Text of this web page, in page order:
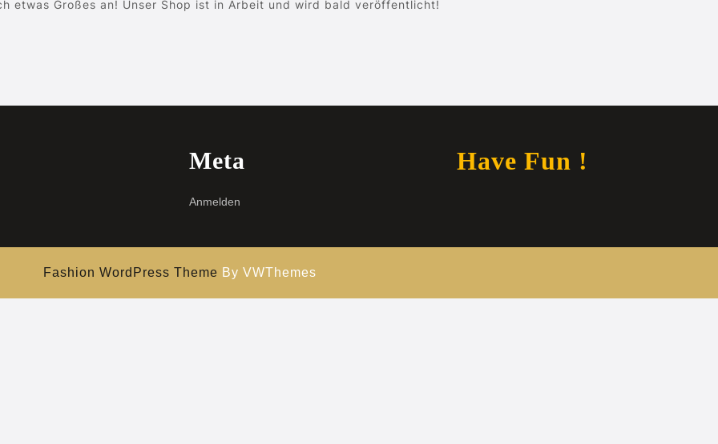
etwas Großes an! Unser Shop ist in Arbeit und wird bald veröffentlicht!
Meta
Anmelden
Have Fun !
Fashion WordPress Theme By VWThemes